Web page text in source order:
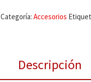
Categoría: Accesorios
Descripción